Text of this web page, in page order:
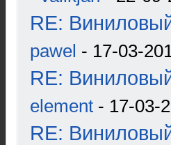
RE:
pawel - 17-03-
RE:
element - 17-03-
RE: